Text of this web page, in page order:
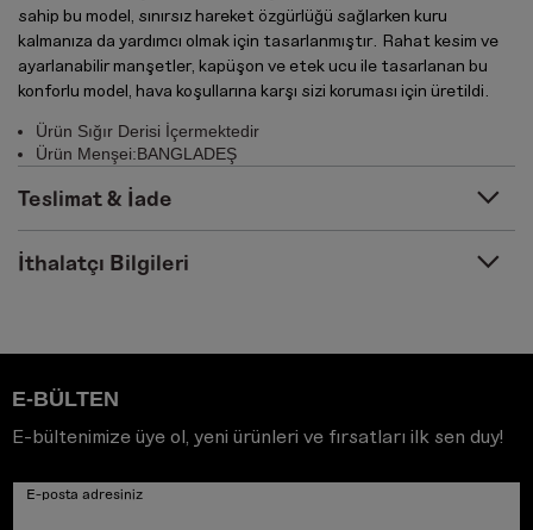
sahip bu model, sınırsız hareket özgürlüğü sağlarken kuru
kalmanıza da yardımcı olmak için tasarlanmıştır. Rahat kesim ve
ayarlanabilir manşetler, kapüşon ve etek ucu ile tasarlanan bu
konforlu model, hava koşullarına karşı sizi koruması için üretildi.
Ürün Sığır Derisi İçermektedir
Ürün Menşei:BANGLADEŞ
Teslimat & İade
İthalatçı Bilgileri
E-BÜLTEN
E-bültenimize üye ol, yeni ürünleri ve fırsatları ilk sen duy!
E-posta adresiniz